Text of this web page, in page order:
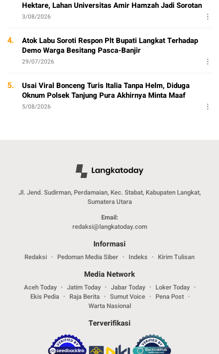
Hektare, Lahan Universitas Amir Hamzah Jadi Sorotan
3/08/2026
4.
Atok Labu Soroti Respon Plt Bupati Langkat Terhadap
Demo Warga Besitang Pasca-Banjir
29/07/2026
5.
Usai Viral Bonceng Turis Italia Tanpa Helm, Diduga
Oknum Polsek Tanjung Pura Akhirnya Minta Maaf
5/08/2026
Jl. Jend. Sudirman, Perdamaian, Kec. Stabat, Kabupaten Langkat,
Sumatera Utara
Email:
redaksi@langkatoday.com
Informasi
Redaksi Pedoman Media Siber Indeks Kirim Tulisan
Media Network
Aceh Today Jatim Today Jabar Today
Loker Today
Ekis Pedia
Raja Berita Sumut Voice
Pena Post
Warta Nasional
Terverifikasi